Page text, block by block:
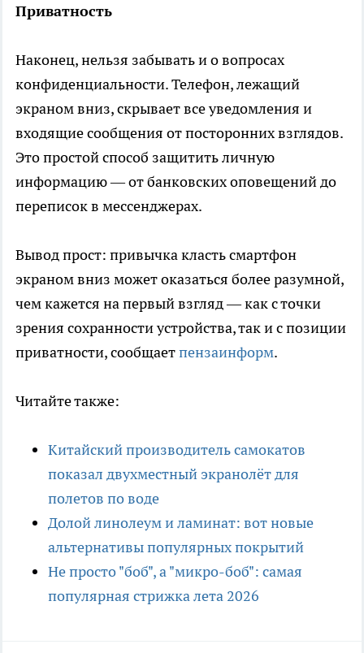
Приватность
Наконец, нельзя забывать и о вопросах
конфиденциальности. Телефон, лежащий
экраном вниз, скрывает все уведомления и
входящие сообщения от посторонних взглядов.
Это простой способ защитить личную
информацию — от банковских оповещений до
переписок в мессенджерах.
Вывод прост: привычка класть смартфон
экраном вниз может оказаться более разумной,
чем кажется на первый взгляд — как с точки
зрения сохранности устройства, так и с позиции
приватности, сообщаетпензаинформ.
Читайте также:
Китайский производитель самокатов
показал двухместный экранолёт для
полетов по воде
Долой линолеум и ламинат: вот новые
альтернативы популярных покрытий
Не просто "боб", а "микро-боб": самая
популярная стрижка лета 2026